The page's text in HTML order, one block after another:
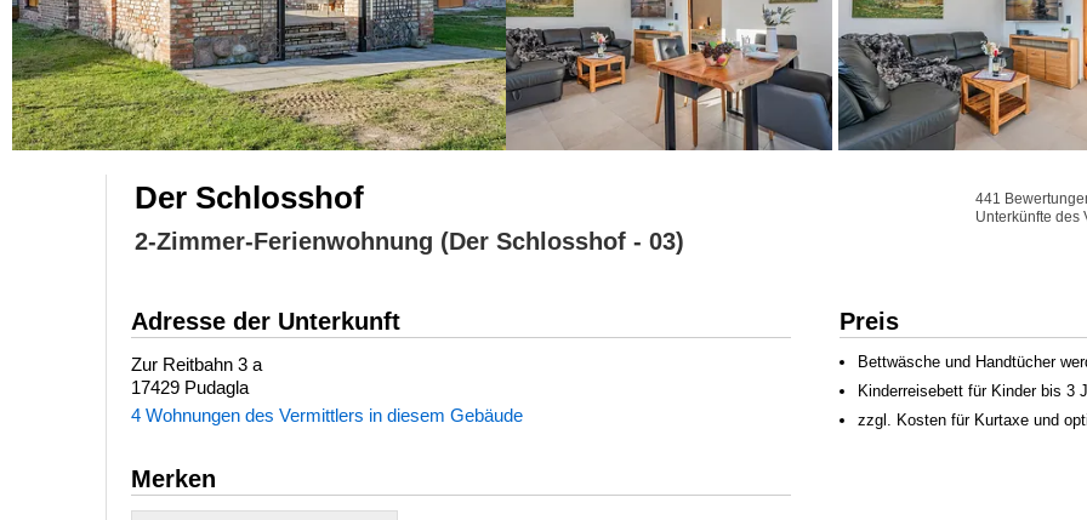
Der Schlosshof
2-Zimmer-Ferienwohnung (Der Schlosshof - 03)
441
Unterkünfte des
Adresse der Unterkunft
Zur Reitbahn 3 a
17429 Pudagla
4 Wohnungen des Vermittlers in diesem Gebäude
Merken
Preis
Bettwäsche und Handtücher
Kinderreisebett für Kinder bis 3
zzgl. Kosten für Kurtaxe und